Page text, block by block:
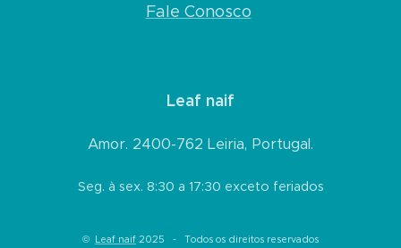
Fale Conosco
Leaf naif
Amor. 2400-762 Leiria, Portugal.
Seg. à sex. 8:30 a 17:30 exceto feriados
© Leaf naif 2025 - Todos os direitos reservados